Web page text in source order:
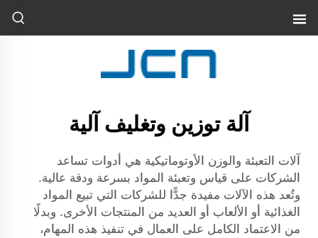
آلة توزين وتغليف آلية
آلات التعبئة والوزن الأوتوماتيكية هي أدوات تساعد
الشركات على قياس وتعبئة المواد بسرعة ودقة عالية.
وتُعد هذه الآلات مفيدة جدًّا للشركات التي تبيع المواد
الغذائية أو الألعاب أو العديد من المنتجات الأخرى. وبدلًا
من الاعتماد الكامل على العمال في تنفيذ هذه المهام،